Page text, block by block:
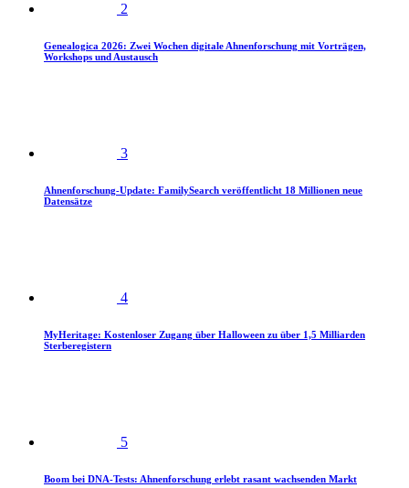
2
Genealogica 2026: Zwei Wochen digitale Ahnenforschung mit Vorträgen,
Workshops und Austausch
3
Ahnenforschung-Update: FamilySearch veröffentlicht 18 Millionen neue
Datensätze
4
MyHeritage: Kostenloser Zugang über Halloween zu über 1,5 Milliarden
Sterberegistern
5
Boom bei DNA-Tests: Ahnenforschung erlebt rasant wachsenden Markt